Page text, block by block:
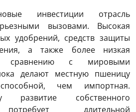
инвестиции отрасль
вызовами. Высокая
удобрений, средств защиты
а также более низкая
сравнению с мировыми
делают местную пшеницу
чем импортная.
развитие собственного
длительной